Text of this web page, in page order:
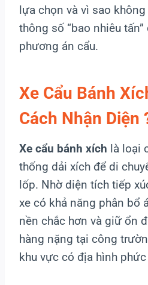
lựa chọn và vì sao
thông số “bao nhiêu
phương án cẩu.
Xe Cẩu Bánh
Cách Nhận Diện
Xe cẩu bánh xích là loại
thống dải xích để di
lốp. Nhờ diện tích tiếp
xe có khả năng phân bổ
nền chắc hơn và giữ ổn
hàng nặng tại công
khu vực có địa hình